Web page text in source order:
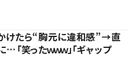
けたら“胸元に違和感”→直
「笑ったｗｗｗ」「ギャップ